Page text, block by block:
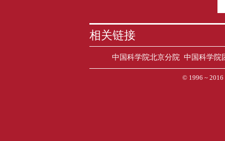
相关链接
中国科学院北京分院 中国科学院
© 1996 ~